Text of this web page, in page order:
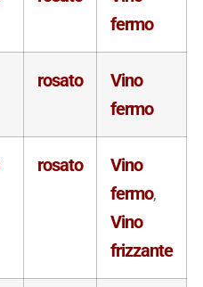
fermo
rosato
Vino
fermo
rosato
Vino
fermo,
Vino
frizzante